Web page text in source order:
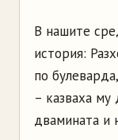
В нашите
история:
по
– казваха
двамината и